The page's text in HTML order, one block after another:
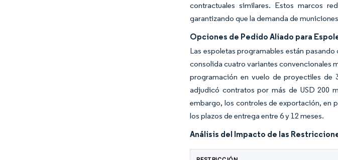
contractuales similares. Estos marcos
garantizando que la demanda de
Opciones de Pedido Aliado para
Las espoletas programables están
consolida cuatro variantes convencionales
programación en vuelo de proyectiles de
adjudicó contratos por más de USD 200
embargo, los controles de exportación, en
los plazos de entrega entre 6 y 12 meses.
Análisis del Impacto de las